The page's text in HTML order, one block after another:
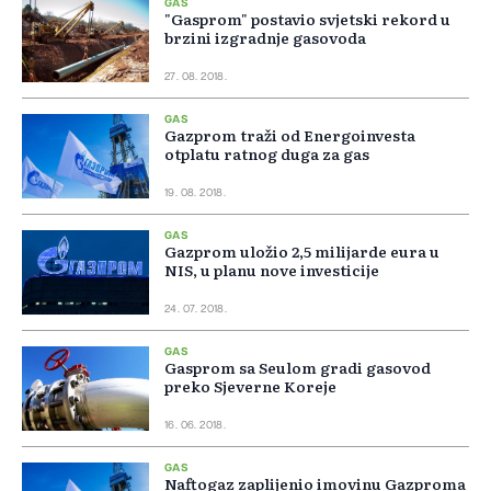
GAS
"Gasprom" postavio svjetski rekord u
brzini izgradnje gasovoda
27. 08. 2018.
GAS
Gazprom traži od Energoinvesta
otplatu ratnog duga za gas
19. 08. 2018.
GAS
Gazprom uložio 2,5 milijarde eura u
NIS, u planu nove investicije
24. 07. 2018.
GAS
Gasprom sa Seulom gradi gasovod
preko Sjeverne Koreje
16. 06. 2018.
GAS
Naftogaz zaplijenio imovinu Gazproma